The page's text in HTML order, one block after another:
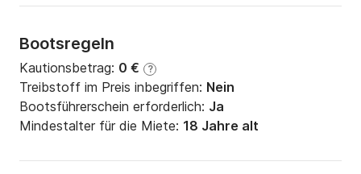
Bootsregeln
Kautionsbetrag: 0 € ?
Treibstoff im Preis inbegriffen: Nein
Bootsführerschein erforderlich: Ja
Mindestalter für die Miete: 18 Jahre alt